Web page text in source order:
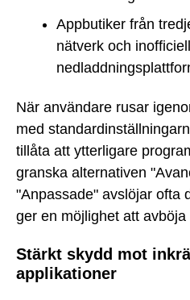
Appbutiker från
nätverk och
När användare rusar
med
tillåta att ytterligare
granska alternativen
"Anpassade" avslöjar ofta
ger en möjlighet att avböja
Stärkt skydd mot
applikationer